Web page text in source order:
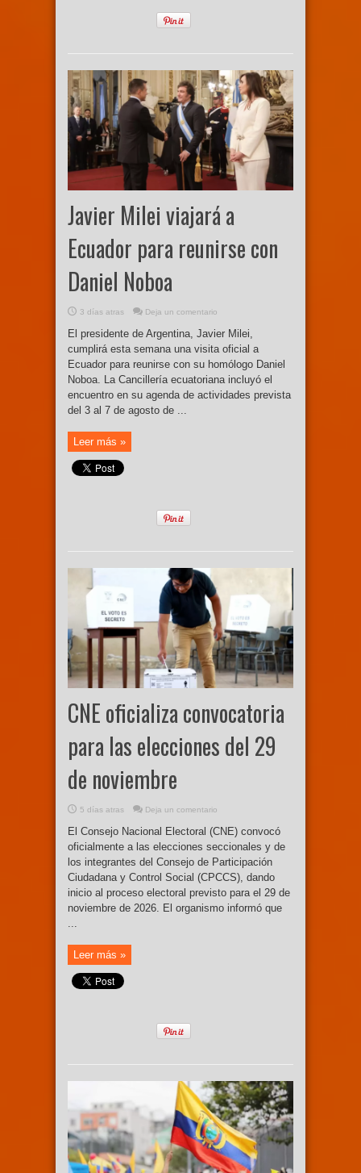
Javier Milei viajará a
Ecuador para reunirse con
Daniel Noboa
3 días atras Deja un comentario
El presidente de Argentina, Javier Milei,
cumplirá esta semana una visita oficial a
Ecuador para reunirse con su homólogo Daniel
Noboa. La Cancillería ecuatoriana incluyó el
encuentro en su agenda de actividades prevista
del 3 al 7 de agosto de ...
Leer más »
CNE oficializa convocatoria
para las elecciones del 29
de noviembre
5 días atras Deja un comentario
El Consejo Nacional Electoral (CNE) convocó
oficialmente a las elecciones seccionales y de
los integrantes del Consejo de Participación
Ciudadana y Control Social (CPCCS), dando
inicio al proceso electoral previsto para el 29 de
noviembre de 2026. El organismo informó que
...
Leer más »